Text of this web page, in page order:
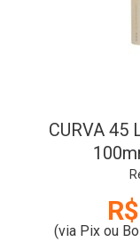
CURVA 45
(via Pix ou